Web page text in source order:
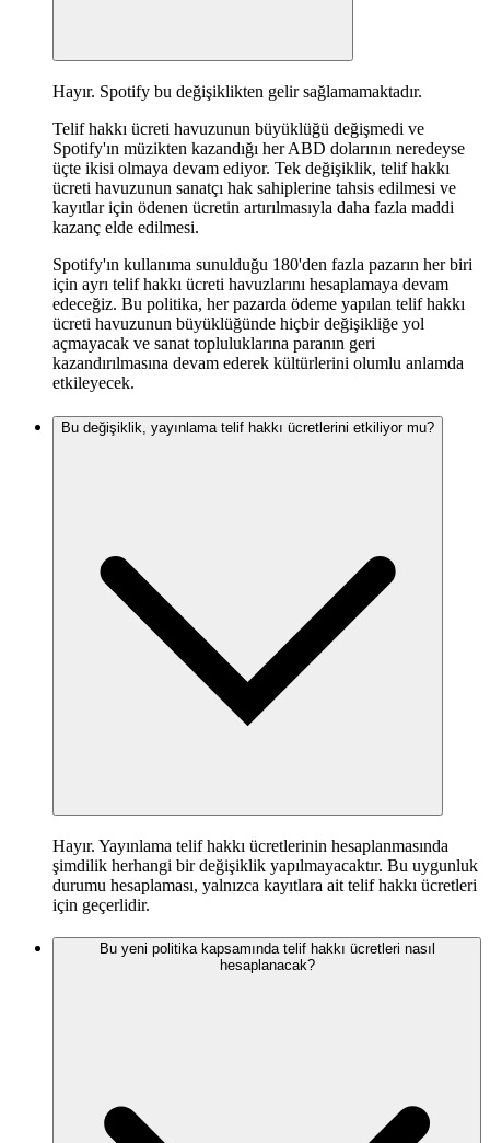
Hayır. Spotify bu değişiklikten gelir sağlamamaktadır.
Telif hakkı ücreti havuzunun büyüklüğü değişmedi ve
Spotify'ın müzikten kazandığı her ABD dolarının neredeyse
üçte ikisi olmaya devam ediyor. Tek değişiklik, telif hakkı
ücreti havuzunun sanatçı hak sahiplerine tahsis edilmesi ve
kayıtlar için ödenen ücretin artırılmasıyla daha fazla maddi
kazanç elde edilmesi.
Spotify'ın kullanıma sunulduğu 180'den fazla pazarın her biri
için ayrı telif hakkı ücreti havuzlarını hesaplamaya devam
edeceğiz. Bu politika, her pazarda ödeme yapılan telif hakkı
ücreti havuzunun büyüklüğünde hiçbir değişikliğe yol
açmayacak ve sanat topluluklarına paranın geri
kazandırılmasına devam ederek kültürlerini olumlu anlamda
etkileyecek.
Bu değişiklik, yayınlama telif hakkı ücretlerini etkiliyor mu?
Hayır. Yayınlama telif hakkı ücretlerinin hesaplanmasında
şimdilik herhangi bir değişiklik yapılmayacaktır. Bu uygunluk
durumu hesaplaması, yalnızca kayıtlara ait telif hakkı ücretleri
için geçerlidir.
Bu yeni politika kapsamında telif hakkı ücretleri nasıl
hesaplanacak?